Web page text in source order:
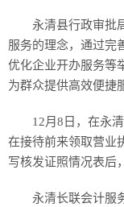
体育
财经
育儿
永清县行政审批
服务的理念，通过完
优化企业开办服务等
为群众提供高效便捷
12月8日，在永
在接待前来领取营业
写核发证照情况表后
永清长联会计服